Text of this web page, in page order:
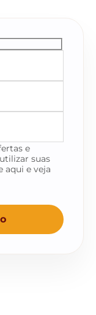
e
suas
aqui e veja